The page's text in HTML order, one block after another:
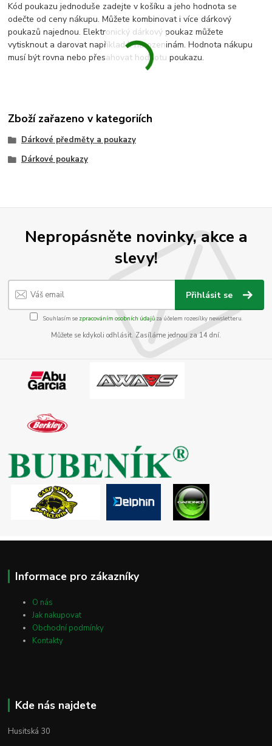
Kód poukazu jednoduše zadejte v košíku a jeho hodnota se
odečte od ceny nákupu. Můžete kombinovat i více dárkový
poukazů najednou. Elektronický dárkový poukaz můžete
vytisknout a darovat například k narozeninám. Hodnota nákupu
musí být rovna nebo přesahovat hodnotu poukazu.
Zboží zařazeno v kategoriích
Dárkové předměty a poukazy
Dárkové poukazy
Nepropásněte novinky, akce a
slevy!
Přihlásit se
Souhlasím se zpracováním osobních údajůza účelem rozesílky newsletteru.
Můžete se kdykoli odhlásit. Zasíláme jednou za 14 dní.
Informace pro zákazníky
O nás
Jak nakupovat
Obchodní podmínky
Kontakty
Kde nás najdete
Husitská 30